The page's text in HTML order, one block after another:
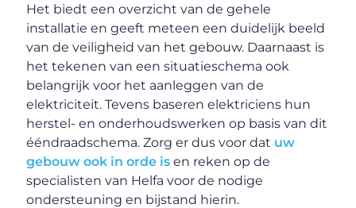
Het biedt een overzicht van de gehele
installatie en geeft meteen een duidelijk beeld
van de veiligheid van het gebouw. Daarnaast is
het tekenen van een situatieschema ook
belangrijk voor het aanleggen van de
elektriciteit. Tevens baseren elektriciens hun
herstel- en onderhoudswerken op basis van dit
ééndraadschema. Zorg er dus voor dat uw
gebouw ook in orde is en reken op de
specialisten van Helfa voor de nodige
ondersteuning en bijstand hierin.